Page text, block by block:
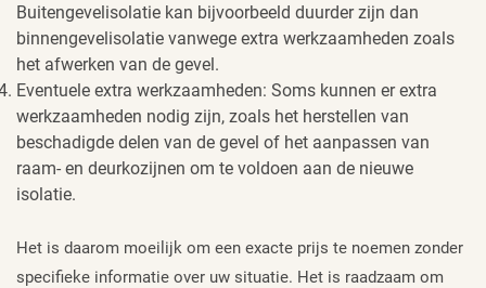
Buitengevelisolatie kan bijvoorbeeld duurder zijn dan
binnengevelisolatie vanwege extra werkzaamheden zoals
het afwerken van de gevel.
Eventuele extra werkzaamheden: Soms kunnen er extra
werkzaamheden nodig zijn, zoals het herstellen van
beschadigde delen van de gevel of het aanpassen van
raam- en deurkozijnen om te voldoen aan de nieuwe
isolatie.
Het is daarom moeilijk om een exacte prijs te noemen zonder
specifieke informatie over uw situatie. Het is raadzaam om